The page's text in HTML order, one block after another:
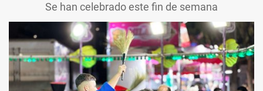
Se han celebrado este fin de semana